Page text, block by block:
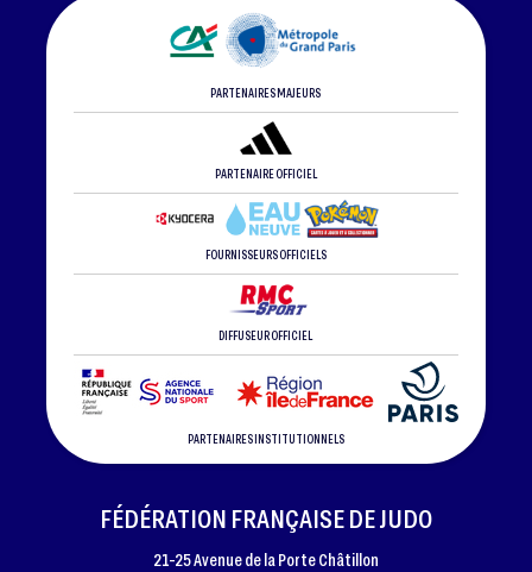
PARTENAIRES MAJEURS
PARTENAIRE OFFICIEL
FOURNISSEURS OFFICIELS
DIFFUSEUR OFFICIEL
PARTENAIRES INSTITUTIONNELS
FÉDÉRATION FRANÇAISE DE JUDO
21-25 Avenue de la Porte Châtillon